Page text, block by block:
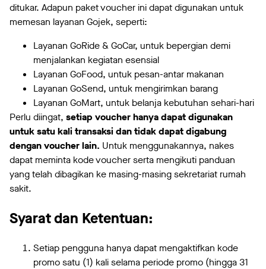
ditukar. Adapun paket voucher ini dapat digunakan untuk
memesan layanan Gojek, seperti:
Layanan GoRide & GoCar, untuk bepergian demi
menjalankan kegiatan esensial
Layanan GoFood, untuk pesan-antar makanan
Layanan GoSend, untuk mengirimkan barang
Layanan GoMart, untuk belanja kebutuhan sehari-hari
Perlu diingat, setiap voucher hanya dapat digunakan
untuk satu kali transaksi dan tidak dapat digabung
dengan voucher lain. Untuk menggunakannya, nakes
dapat meminta kode voucher serta mengikuti panduan
yang telah dibagikan ke masing-masing sekretariat rumah
sakit.
Syarat dan Ketentuan:
Setiap pengguna hanya dapat mengaktifkan kode
promo satu (1) kali selama periode promo (hingga 31